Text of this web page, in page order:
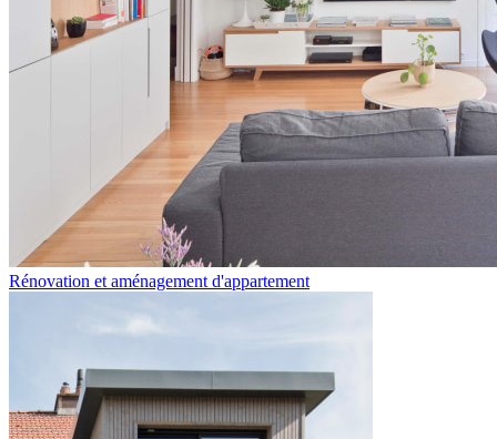
Rénovation et aménagement d'appartement